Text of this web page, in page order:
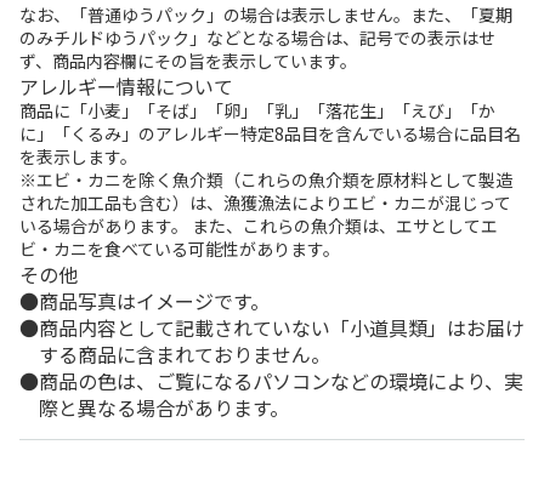
なお、「普通ゆうパック」の場合は表示しません。また、「夏期
のみチルドゆうパック」などとなる場合は、記号での表示はせ
ず、商品内容欄にその旨を表示しています。
アレルギー情報について
商品に「小麦」「そば」「卵」「乳」「落花生」「えび」「か
に」「くるみ」のアレルギー特定8品目を含んでいる場合に品目名
を表示します。
※エビ・カニを除く魚介類（これらの魚介類を原材料として製造
された加工品も含む）は、漁獲漁法によりエビ・カニが混じって
いる場合があります。 また、これらの魚介類は、エサとしてエ
ビ・カニを食べている可能性があります。
その他
商品写真はイメージです。
商品内容として記載されていない「小道具類」はお届け
する商品に含まれておりません。
商品の色は、ご覧になるパソコンなどの環境により、実
際と異なる場合があります。